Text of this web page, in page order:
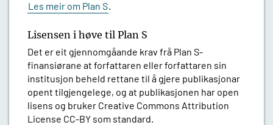
Les meir om Plan S
Lisensen i høve til Plan S
Det er eit gjennomgåande krav frå Plan S-
finansiørane at forfattaren eller forfattaren sin
institusjon beheld rettane til å gjere publikasjonar
opent tilgjengelege, og at publikasjonen har open
lisens og bruker Creative Commons Attribution
License CC-BY som standard.